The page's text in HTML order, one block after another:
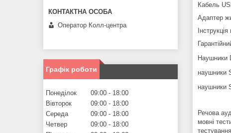
Кабель
Адаптер
Наушники
наушники
наушники
Речова
мовні
Оператор Колл-центра
Графік роботи
Понеділок 09:00
18:00
Вівторок
09:00
18:00
Середа
09:00
18:00
Четвер
09:00
18:00